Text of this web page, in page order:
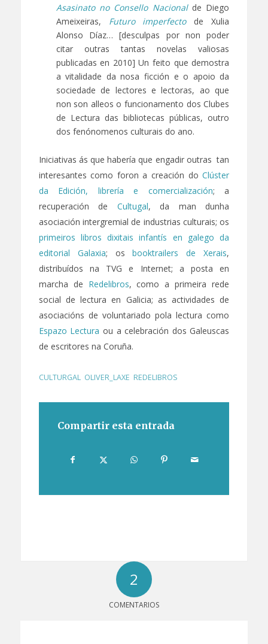
Asasinato no Consello Nacionalde Diego
Ameixeiras, Futuro imperfectode Xulia
Alonso Díaz… [desculpas por non poder
citar outras tantas novelas valiosas
publicadas en 2010] Un feito que demostra
a vitalidade da nosa ficción e o apoio da
sociedade de lectores e lectoras, ao que
non son alleos o funcionamento dos Clubes
de Lectura das bibliotecas públicas, outro
dos fenónomenos culturais do ano.
Iniciativas ás que habería que engadir outras tan
interesantes como foron a creación doClúster
da Edición, librería e comercialización; a
recuperación de Cultugal, da man dunha
asociación intergremial de industrias culturais; os
primeiros libros dixitais infantís en galego da
editorial Galaxia; osbooktrailers de Xerais,
distribuídos na TVG e Internet; a posta en
marcha de Redelibros, como a primeira rede
social de lectura en Galicia; as actividades de
asociacións de voluntariado pola lectura como
Espazo Lectura ou a celebración dos Galeuscas
de escritores na Coruña.
CULTURGAL, OLIVER_LAXE REDELIBROS
Compartir esta entrada
2
COMENTARIOS